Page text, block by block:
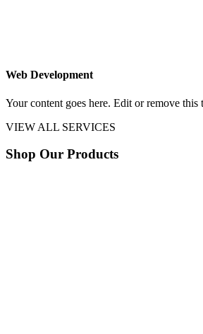
Web Development
Your content goes here. Edit or remove this
VIEW ALL SERVICES
Shop Our Products